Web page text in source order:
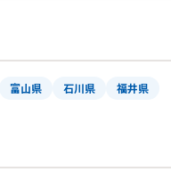
富山県 石川県 福井県